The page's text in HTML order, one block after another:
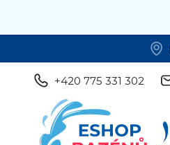
+420 775 331 302